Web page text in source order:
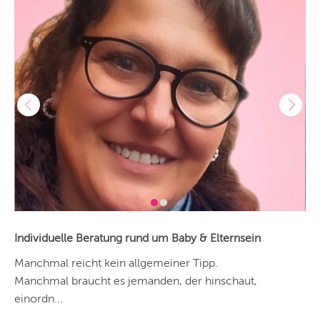
ANDERE
Individuelle Beratung rund um Baby & Elternsein
Manchmal reicht kein allgemeiner Tipp.
Manchmal braucht es jemanden, der hinschaut,
einordn...